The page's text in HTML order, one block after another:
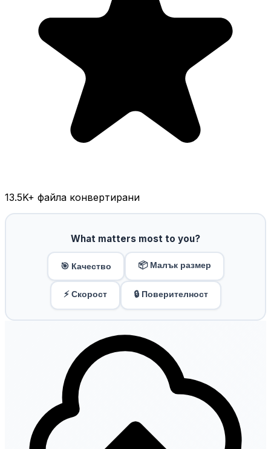
13.5K+ файла конвертирани
What matters most to you?
🎯 Качество 📦 Малък размер
⚡ Скорост 🔒 Поверителност